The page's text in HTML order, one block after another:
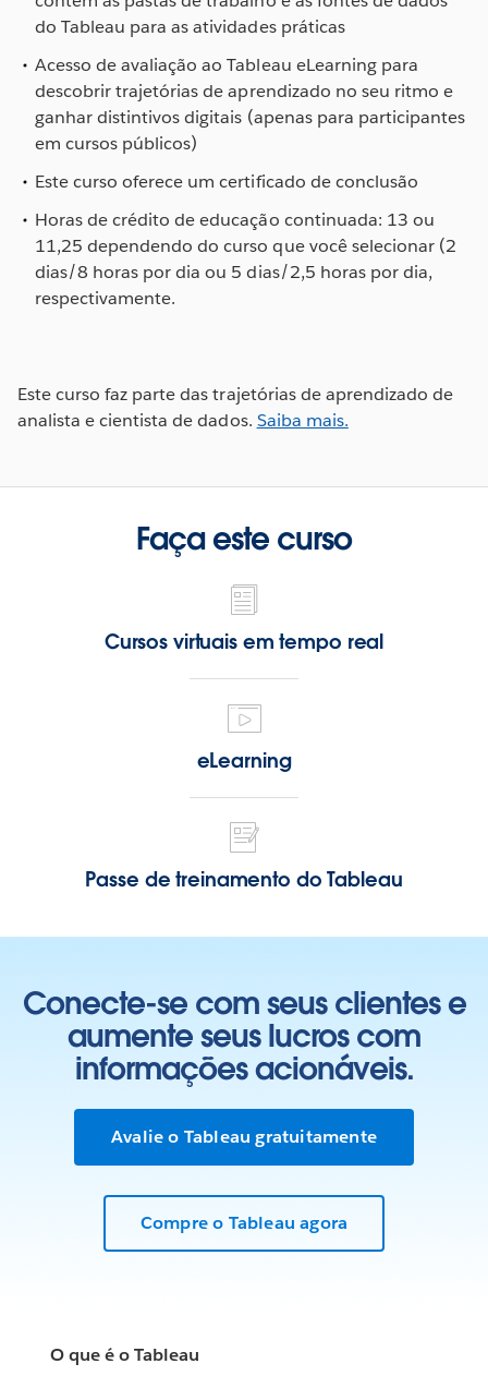
do Tableau para as atividades práticas
Acesso de avaliação ao Tableau eLearning para
descobrir trajetórias de aprendizado no seu ritmo e
ganhar distintivos digitais (apenas para participantes
em cursos públicos)
Este curso oferece um certificado de conclusão
Horas de crédito de educação continuada: 13 ou
11,25 dependendo do curso que você selecionar (2
dias/8 horas por dia ou 5 dias/2,5 horas por dia,
respectivamente.
Este curso faz parte das trajetórias de aprendizado de
analista e cientista de dados. Saiba mais.
Faça este curso
Cursos virtuais em tempo real
eLearning
Passe de treinamento do Tableau
Conecte-se com seus clientes e
aumente seus lucros com
informações acionáveis.
Avalie o Tableau gratuitamente
Compre o Tableau agora
O que é o Tableau